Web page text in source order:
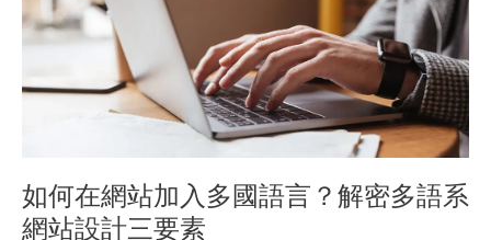
如何在網站加入多國語言？解密多語系
網站設計三要素
站
多
解
密
多